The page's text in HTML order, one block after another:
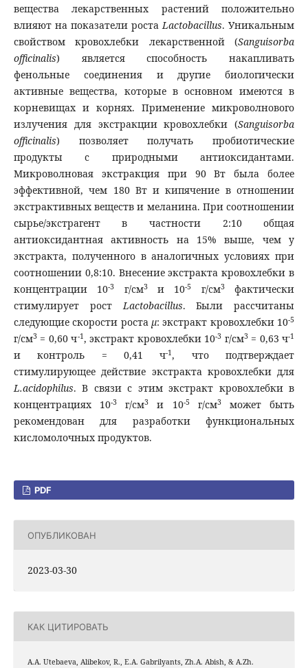
вещества лекарственных растений положительно
влияют на показатели ростаLactobacillus. Уникальным
свойством кровохлебки лекарственной (Sanguisorba
officinalis) является способность накапливать
фенольные соединения и другие биологически
активные вещества, которые в основном имеются в
корневищах и корнях. Применение микроволнового
излучения для экстракции кровохлебки (Sanguisorba
officinalis) позволяет получать пробиотические
продукты с природными антиоксидантами.
Микроволновая экстракция при 90 Вт была более
эффективной, чем 180 Вт и кипячение в отношении
экстрактивных веществ и меланина. При соотношении
сырье/экстрагент в частности 2:10 общая
антиоксидантная активность на 15% выше, чем у
экстракта, полученного в аналогичных условиях при
соотношении 0,8:10. Внесение экстракта кровохлебки в
концентрации 10-3 г/см3и 10-5 г/см3фактически
стимулирует ростLactobacillus. Были рассчитаны
следующие скорости роста µ: экстракт кровохлебки 10-5
г/см3= 0,60 ч-1, экстракт кровохлебки 10-3 г/см3= 0,63 ч-1
и контроль = 0,41 ч-1, что подтверждает
стимулирующее действие экстракта кровохлебки для
L.acidophilus. В связи с этим экстракт кровохлебки в
концентрациях 10-3 г/см3 и 10-5 г/см3может быть
рекомендован для разработки функциональных
кисломолочных продуктов.
PDF
ОПУБЛИКОВАН
2023-03-30
КАК ЦИТИРОВАТЬ
A.A. Utebaeva, Alibekov, R., E.A. Gabrilyants, Zh.A. Abish, & A.Zh.